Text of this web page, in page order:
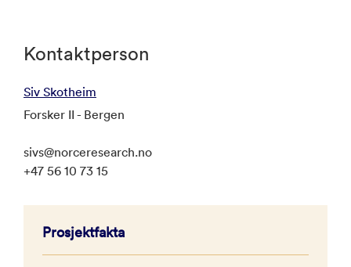
Kontaktperson
Siv Skotheim
Forsker II - Bergen
sivs@norceresearch.no
+47 56 10 73 15
Prosjektfakta